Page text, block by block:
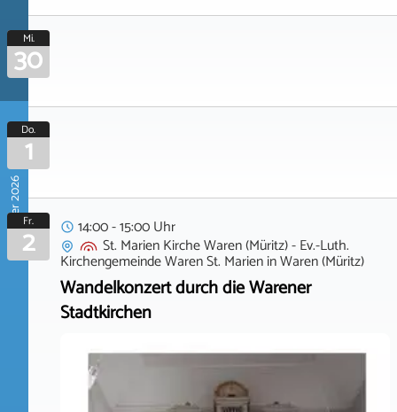
Mi.
30
Oktober 2026
Do.
1
Fr.
2
14:00 - 15:00 Uhr
St. Marien Kirche Waren (Müritz) - Ev.-Luth.
Kirchengemeinde Waren St. MarieninWaren (Müritz)
Wandelkonzert durch die Warener
Stadtkirchen